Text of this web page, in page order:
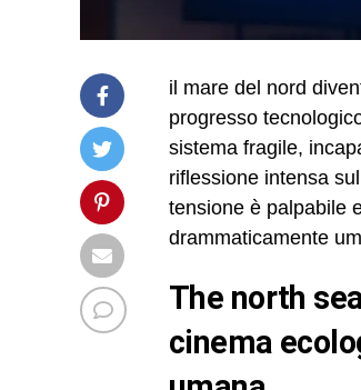
il mare del nord
progresso
sistema fragile,
riflessione intensa
tensione è palpabile
drammaticamente
the north sea: contesto tra disaster movie nordico e
cinema